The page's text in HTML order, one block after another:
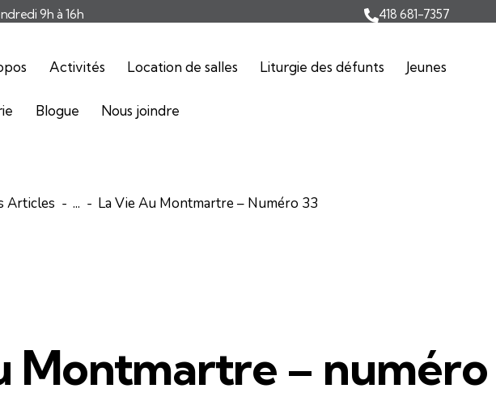
9h à 16h 418 681-7357
Activités Location de salles Liturgie des défunts Jeunes
Blogue Nous joindre
Articles ... La Vie Au Montmartre – Numéro 33
Montmartre – numéro